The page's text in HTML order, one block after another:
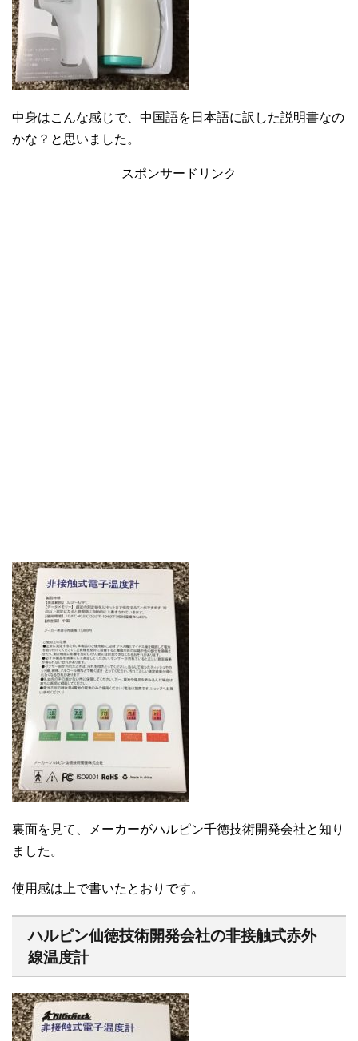
中身はこんな感じで、中国語を日本語に訳した説明書なの
かな？と思いました。
スポンサードリンク
裏面を見て、メーカーがハルピン千徳技術開発会社と知り
ました。
使用感は上で書いたとおりです。
ハルピン仙徳技術開発会社の非接触式赤外
線温度計